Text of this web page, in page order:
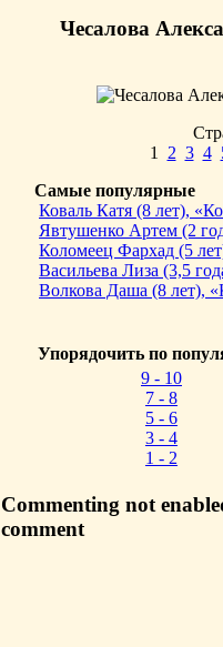
Чесалова
1 2 3 4
Самые популярные
Коваль Катя (8 лет),
Явтушенко Артем (2
Коломеец Фархад (5
Васильева Лиза (3,5
Волкова Даша (8 лет),
Упорядочить по
9 - 10
7 - 8
5 - 6
3 - 4
1 - 2
Commenting not
comment